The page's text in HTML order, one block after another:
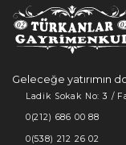
Geleceğe yatırımın
Ladik Sokak No: 3 /
0(212) 686 00 88
0(538) 212 26 02